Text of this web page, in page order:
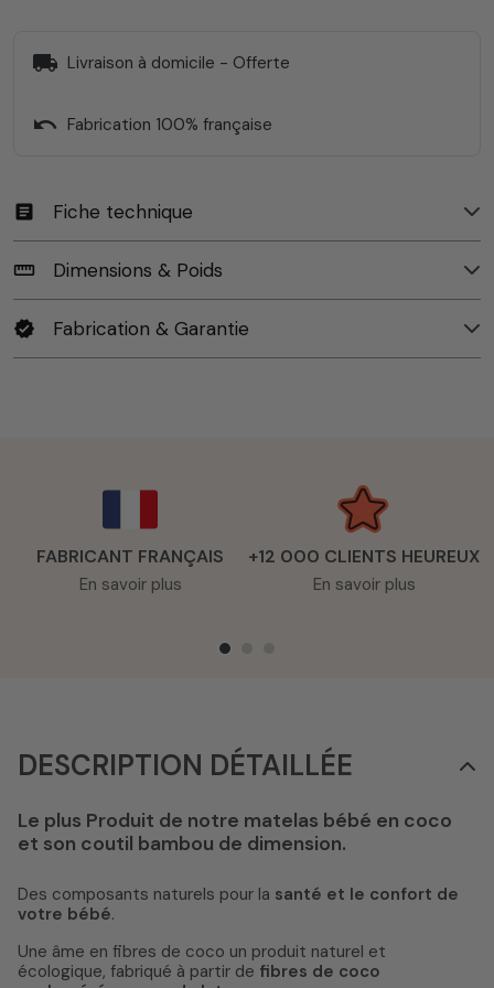
local_shipping Livraison à domicile - Offerte
undo Fabrication 100% française
article Fiche technique
straighten Dimensions & Poids
verified Fabrication & Garantie
FABRICANT FRANÇAIS
En savoir plus
+12 000 CLIENTS HEUREUX
En savoir plus
DESCRIPTION DÉTAILLÉE
Le plus Produit de notre matelas bébé en coco
et son coutil bambou de dimension.
Des composants naturels pour la santé et le confort de
votre bébé.
Une âme en fibres de coco un produit naturel et
écologique, fabriqué à partir de fibres de coco